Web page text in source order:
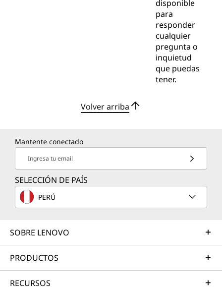
disponible
para
responder
cualquier
pregunta o
inquietud
que puedas
tener.
Volver arriba
Mantente conectado
Ingresa tu email
SELECCIÓN DE PAÍS
PERÚ
SOBRE LENOVO
PRODUCTOS
RECURSOS